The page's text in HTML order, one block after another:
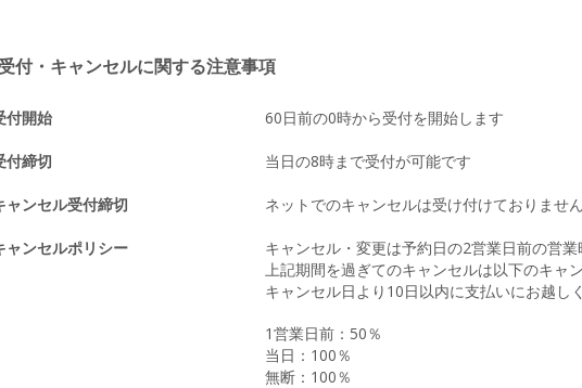
受付・キャンセルに関する注意事項
付開始 60日前の0時から受付を開始します
付締切 当日の8時まで受付が可能です
ャンセル受付締切 ネットでのキャンセルは受け付けておりません
ャンセルポリシー
キャンセル・変更は予約日の2営業日前の営
上記期間を過ぎてのキャンセルは以下のキャ
キャンセル日より10日以内に支払いにお越し
1営業日前：50％
当日：100％
無断：100％